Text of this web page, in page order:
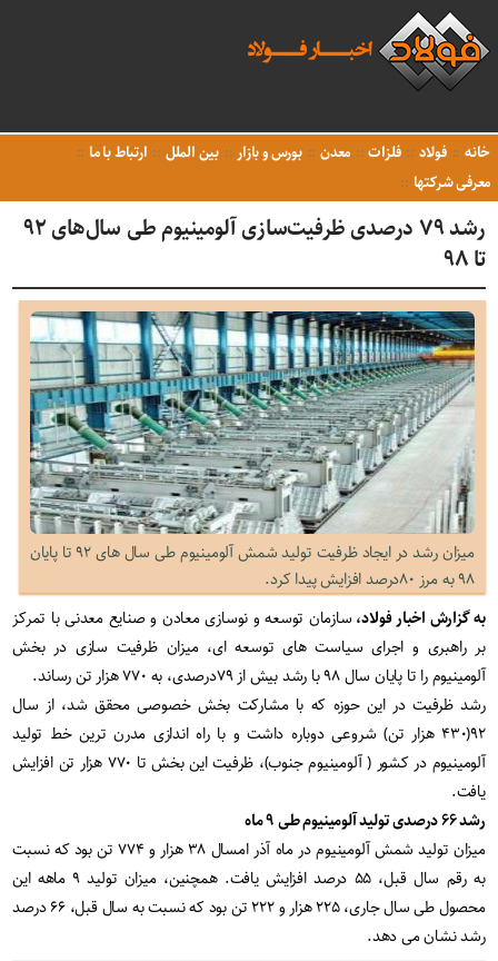
خانه فولاد فلزات معدن بورس و بازار بین الملل
ارتباط با ما
معرفی شرکتها
رشد ۷۹ درصدی ظرفیت‌سازی آلومینیوم طی سال‌های ۹۲
تا ۹۸
میزان رشد در ایجاد ظرفیت تولید شمش آلومینیوم طی سال های ۹۲ تا پایان
۹۸ به مرز ۸۰درصد افزایش پیدا کرد.
به گزارش اخبار فولاد، سازمان توسعه و نوسازی معادن و صنایع معدنی با تمرکز
بر راهبری و اجرای سیاست های توسعه ای، میزان ظرفیت سازی در بخش
آلومینیوم را تا پایان سال ۹۸ با رشد بیش از ۷۹درصدی، به ۷۷۰ هزار تن رساند.
رشد ظرفیت در این حوزه که با مشارکت بخش خصوصی محقق شد، از سال
۹۲(۴۳۰ هزار تن) شروعی دوباره داشت و با راه اندازی مدرن ترین خط تولید
آلومینیوم در کشور ( آلومینیوم جنوب)، ظرفیت این بخش تا ۷۷۰ هزار تن افزایش
یافت.
رشد ۶۶ درصدی تولید آلومینیوم طی ۹ ماه
میزان تولید شمش آلومینیوم در ماه آذر امسال ۳۸ هزار و ۷۷۴ تن بود که نسبت
به رقم سال قبل، ۵۵ درصد افزایش یافت. همچنین، میزان تولید ۹ ماهه این
محصول طی سال جاری، ۲۲۵ هزار و ۲۲۲ تن بود که نسبت به سال قبل، ۶۶ درصد
رشد نشان می دهد.